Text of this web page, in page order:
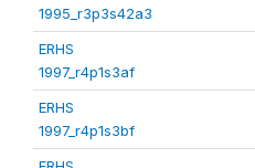
1995_r3p3s42a3
ERHS
1997_r4p1s3af
ERHS
1997_r4p1s3bf